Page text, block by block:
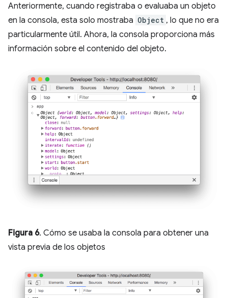
Anteriormente, cuando registraba o evaluaba un objeto
en la consola, esta solo mostraba Object , lo que no era
particularmente útil. Ahora, la consola proporciona más
información sobre el contenido del objeto.
Figura 6. Cómo se usaba la consola para obtener una
vista previa de los objetos